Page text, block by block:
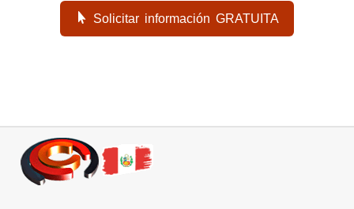
Solicitar información GRATUITA